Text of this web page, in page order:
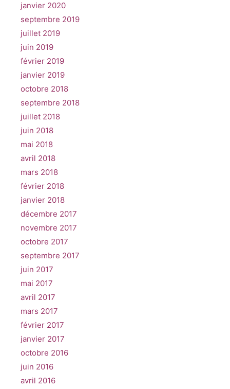
janvier 2020
septembre 2019
juillet 2019
juin 2019
février 2019
janvier 2019
octobre 2018
septembre 2018
juillet 2018
juin 2018
mai 2018
avril 2018
mars 2018
février 2018
janvier 2018
décembre 2017
novembre 2017
octobre 2017
septembre 2017
juin 2017
mai 2017
avril 2017
mars 2017
février 2017
janvier 2017
octobre 2016
juin 2016
avril 2016